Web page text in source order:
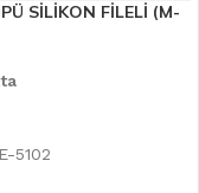
SİLİKON FİLELİ (M-
5102